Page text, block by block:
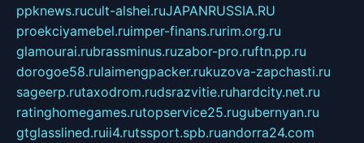
ppknews.rucult-alshei.ruJAPANRUSSIA.RU
proekciyamebel.ruimper-finans.rurim.org.ru
glamourai.rubrassminus.ruzabor-pro.ruftn.pp.ru
dorogoe58.rulaimengpacker.rukuzova-zapchasti.ru
sageerp.rutaxodrom.rudsrazvitie.ruhardcity.net.ru
ratinghomegames.rutopservice25.rugubernyan.ru
gtglasslined.ruii4.rutssport.spb.ruandorra24.com